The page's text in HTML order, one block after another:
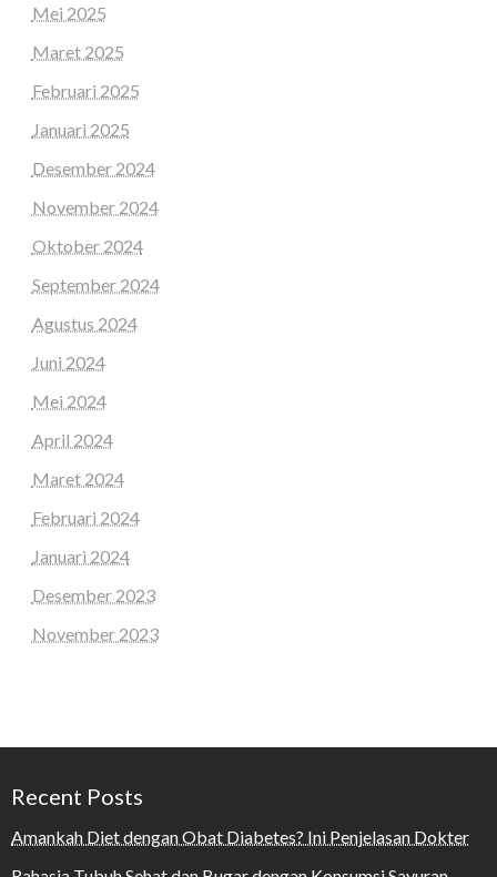
Mei 2025
Maret 2025
Februari 2025
Januari 2025
Desember 2024
November 2024
Oktober 2024
September 2024
Agustus 2024
Juni 2024
Mei 2024
April 2024
Maret 2024
Februari 2024
Januari 2024
Desember 2023
November 2023
Recent Posts
Amankah Diet dengan Obat Diabetes? Ini Penjelasan Dokter